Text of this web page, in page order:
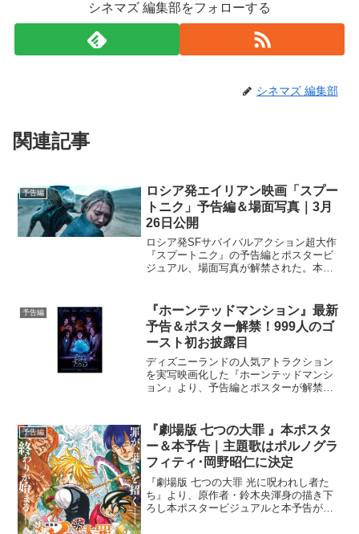
シネマズ 編集部をフォローする
シネマズ 編集部
関連記事
予告編
ロシア発エイリアン映画「スプー
トニク」予告編＆場面写真｜3月
26日公開
ロシア発SFサバイバルアクション超大作
『スプートニク』の予告編とポスタービ
ジュアル、場面写真が解禁された。本作
覚、観客もその場にいるような臨場感
と、静と動を緩急自在に...
予告編
『ホーンテッドマンション』最新
予告＆ポスター解禁！999人のゴ
ースト初お披露目
ディズニーランドの人気アトラクション
を実写映画化した『ホーンテッドマンシ
ョン』より、予告編とポスターが解禁さ
にインスパイアされた本作の舞台は、不
気味にそびえる洋館“ホー...
予告編
『劇場版 七つの大罪 』本ポスタ
ー＆本予告｜主題歌はポルノグラ
フィティ･岡野昭仁に決定
『劇場版 七つの大罪 光に呪われし者た
ち』より、原作者・鈴木央渾身の描き下
ろし本ポスタービジュアルと本予告が到